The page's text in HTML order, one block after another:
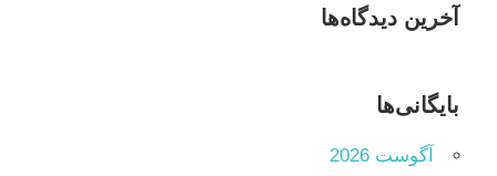
آخرین دیدگاه‌ها
بایگانی‌ها
آگوست 2026